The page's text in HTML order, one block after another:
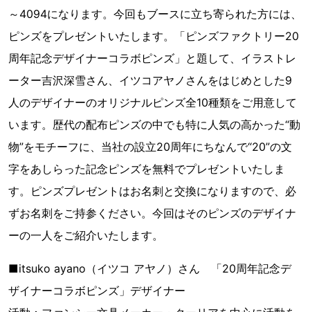
～4094になります。今回もブースに立ち寄られた方には、
ピンズをプレゼントいたします。「ピンズファクトリー20
周年記念デザイナーコラボピンズ」と題して、イラストレ
ーター吉沢深雪さん、イツコアヤノさんをはじめとした9
人のデザイナーのオリジナルピンズ全10種類をご用意して
います。歴代の配布ピンズの中でも特に人気の高かった“動
物”をモチーフに、当社の設立20周年にちなんで“20”の文
字をあしらった記念ピンズを無料でプレゼントいたしま
す。ピンズプレゼントはお名刺と交換になりますので、必
ずお名刺をご持参ください。今回はそのピンズのデザイナ
ーの一人をご紹介いたします。
■itsuko ayano（イツコ アヤノ）さん 「20周年記念デ
ザイナーコラボピンズ」デザイナー